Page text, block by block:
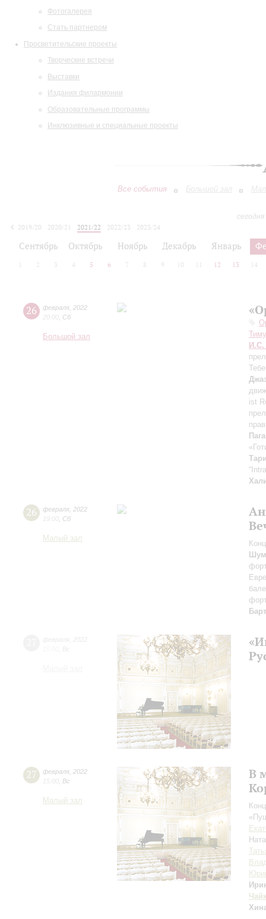
Фотогалерея
Стать партнером
Просветительские проекты
Творческие встречи
Выставки
Издания филармонии
Образовательные программы
Инклюзивные и специальные проекты
Все события Большой зал
2019/20
2020/21 2021/22 2022/23
2023/24
Сентябрь Октябрь Ноябрь Декабрь Январь
2 3 4 5 6 7 8 9 10 12 13 14
26 февраля 2022
20:00 Сб
Большой зал
И.С.
ist
26 февраля 2022
19:00 Сб
Малый зал
27 февраля 2022
15:00 Вс
Малый зал
В